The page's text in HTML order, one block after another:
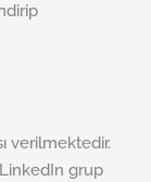
verilmektedir.
grup